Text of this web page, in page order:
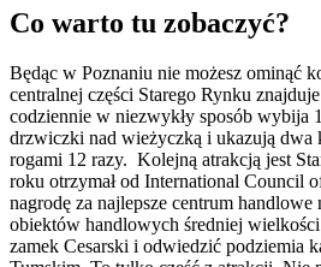
Co warto tu zobaczyć?
Będąc w Poznaniu nie możesz ominąć
centralnej części Starego Rynku
codziennie w niezwykły sposób wybija
drzwiczki nad wieżyczką i ukazują dwa
rogami 12 razy. Kolejną atrakcją jest
roku otrzymał od International Council
nagrodę za najlepsze centrum
obiektów handlowych średniej
zamek Cesarski i odwiedzić podziemia